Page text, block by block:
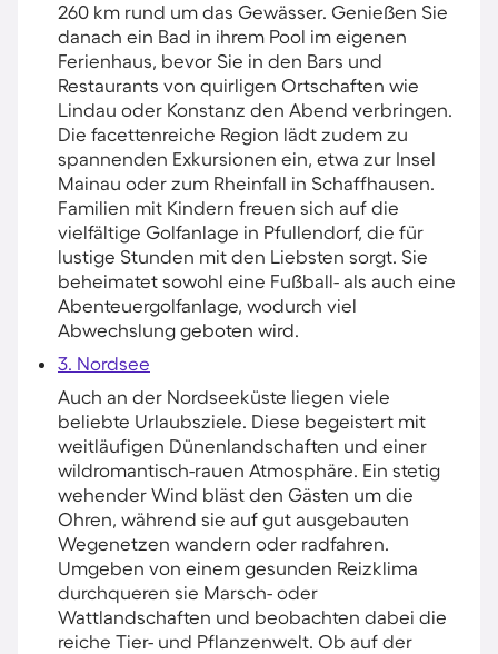
260 km rund um das Gewässer. Genießen Sie
danach ein Bad in ihrem Pool im eigenen
Ferienhaus, bevor Sie in den Bars und
Restaurants von quirligen Ortschaften wie
Lindau oder Konstanz den Abend verbringen.
Die facettenreiche Region lädt zudem zu
spannenden Exkursionen ein, etwa zur Insel
Mainau oder zum Rheinfall in Schaffhausen.
Familien mit Kindern freuen sich auf die
vielfältige Golfanlage in Pfullendorf, die für
lustige Stunden mit den Liebsten sorgt. Sie
beheimatet sowohl eine Fußball- als auch eine
Abenteuergolfanlage, wodurch viel
Abwechslung geboten wird.
3. Nordsee
Auch an der Nordseeküste liegen viele
beliebte Urlaubsziele. Diese begeistert mit
weitläufigen Dünenlandschaften und einer
wildromantisch-rauen Atmosphäre. Ein stetig
wehender Wind bläst den Gästen um die
Ohren, während sie auf gut ausgebauten
Wegenetzen wandern oder radfahren.
Umgeben von einem gesunden Reizklima
durchqueren sie Marsch- oder
Wattlandschaften und beobachten dabei die
reiche Tier- und Pflanzenwelt. Ob auf der